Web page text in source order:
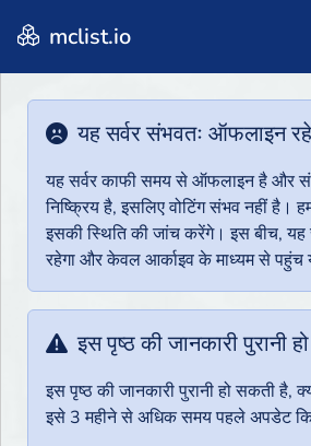
mclist.io
यह सर्वर संभवतः ऑफलाइन
यह सर्वर काफी समय से ऑफलाइन है और
निष्क्रिय है, इसलिए वोटिंग संभव नहीं है।
इसकी स्थिति की जांच करेंगे। इस बीच, यह
रहेगा और केवल आर्काइव के माध्यम से पहुंच
इस पृष्ठ की जानकारी पुरानी
इस पृष्ठ की जानकारी पुरानी हो सकती है,
इसे 3 महीने से अधिक समय पहले अपडेट